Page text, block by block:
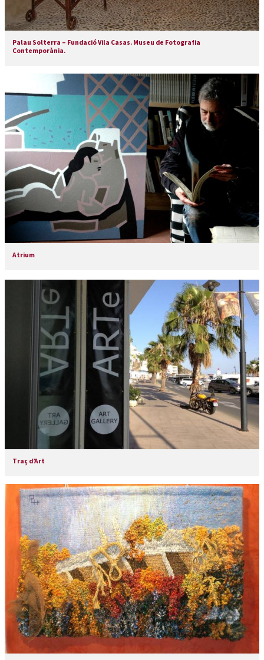
Palau Solterra – Fundació Vila Casas. Museu de Fotografia
Contemporània.
Atrium
Traç d’Art